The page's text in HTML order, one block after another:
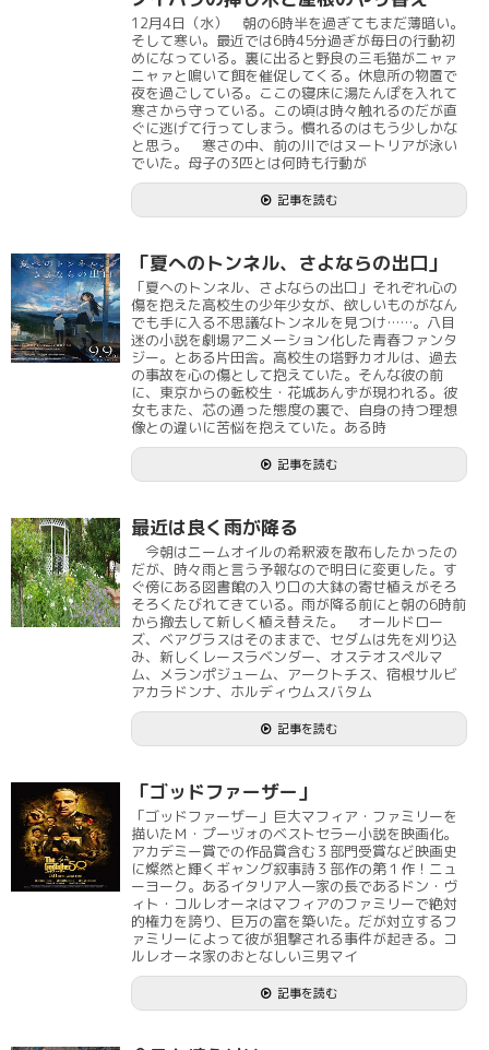
12月4日（水） 朝の6時半を過ぎてもまだ薄暗い。
そして寒い。最近では6時45分過ぎが毎日の行動初
めになっている。裏に出ると野良の三毛猫がニャァ
ニャァと鳴いて餌を催促してくる。休息所の物置で
夜を過ごしている。ここの寝床に湯たんぽを入れて
寒さから守っている。この頃は時々触れるのだが直
ぐに逃げて行ってしまう。慣れるのはもう少しかな
と思う。 寒さの中、前の川ではヌートリアが泳い
でいた。母子の3匹とは何時も行動が
記事を読む
「夏へのトンネル、さよならの出口」
「夏へのトンネル、さよならの出口」それぞれ心の
傷を抱えた高校生の少年少女が、欲しいものがなん
でも手に入る不思議なトンネルを見つけ……。八目
迷の小説を劇場アニメーション化した青春ファンタ
ジー。とある片田舎。高校生の塔野カオルは、過去
の事故を心の傷として抱えていた。そんな彼の前
に、東京からの転校生・花城あんずが現われる。彼
女もまた、芯の通った態度の裏で、自身の持つ理想
像との違いに苦悩を抱えていた。ある時
記事を読む
最近は良く雨が降る
今朝はニームオイルの希釈液を散布したかったの
だが、時々雨と言う予報なので明日に変更した。す
ぐ傍にある図書館の入り口の大鉢の寄せ植えがそろ
そろくたびれてきている。雨が降る前にと朝の6時前
から撤去して新しく植え替えた。 オールドロー
ズ、ベアグラスはそのままで、セダムは先を刈り込
み、新しくレースラベンダー、オステオスペルマ
ム、メランポジューム、アークトチス、宿根サルビ
アカラドンナ、ホルディウムスバタム
記事を読む
「ゴッドファーザー」
「ゴッドファーザー」巨大マフィア・ファミリーを
描いたＭ・プーヅォのベストセラー小説を映画化。
アカデミー賞での作品賞含む３部門受賞など映画史
に燦然と輝くギャング叙事詩３部作の第１作！ニュ
ーヨーク。あるイタリア人一家の長であるドン・ヴ
ィト・コルレオーネはマフィアのファミリーで絶対
的権力を誇り、巨万の富を築いた。だが対立するフ
ァミリーによって彼が狙撃される事件が起きる。コ
ルレオーネ家のおとなしい三男マイ
記事を読む